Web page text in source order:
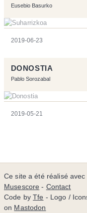
Eusebio Basurko
2019-06-23
DONOSTIA
Pablo Sorozabal
2019-05-21
Ce site a été réalisé
Musescore - Contact
Code byTfe - Logo /
on Mastodon